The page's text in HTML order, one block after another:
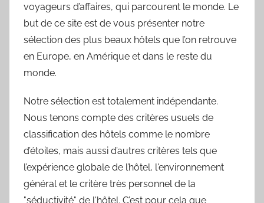
voyageurs d’affaires, qui parcourent le monde. Le
but de ce site est de vous présenter notre
sélection des plus beaux hôtels que l’on retrouve
en Europe, en Amérique et dans le reste du
monde.
Notre sélection est totalement indépendante.
Nous tenons compte des critères usuels de
classification des hôtels comme le nombre
d’étoiles, mais aussi d’autres critères tels que
l’expérience globale de l’hôtel, l'environnement
général et le critère très personnel de la
"séductivité" de l'hôtel. C’est pour cela que